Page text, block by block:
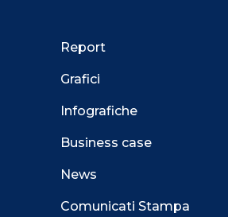
Report
Grafici
Infografiche
Business case
News
Comunicati Stampa